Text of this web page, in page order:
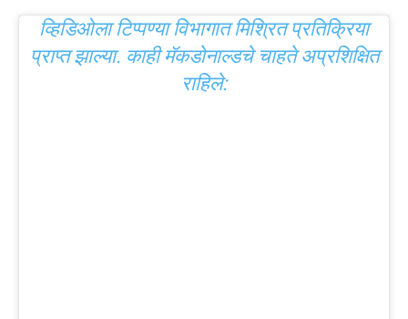
व्हिडिओला टिप्पण्या विभागात मिश्रित प्रतिक्रिया
प्राप्त झाल्या. काही मॅकडोनाल्डचे चाहते अप्रशिक्षित
राहिले: